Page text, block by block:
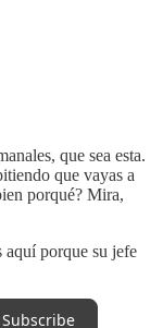
que sea esta.
que vayas a
porqué? Mira,
aquí porque su jefe
Subscribe